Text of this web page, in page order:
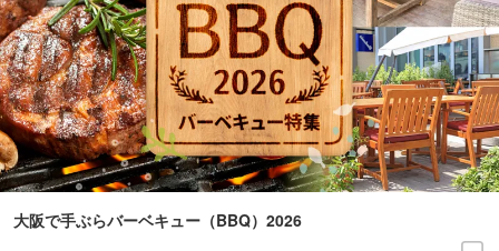
大阪で手ぶらバーベキュー（BBQ）2026